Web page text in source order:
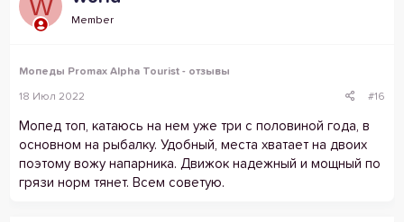
W
Member
Мопеды Promax Alpha Tourist - отзывы
18 Июл 2022 #16
Мопед топ, катаюсь на нем уже три с половиной года, в
основном на рыбалку. Удобный, места хватает на двоих
поэтому вожу напарника. Движок надежный и мощный по
грязи норм тянет. Всем советую.